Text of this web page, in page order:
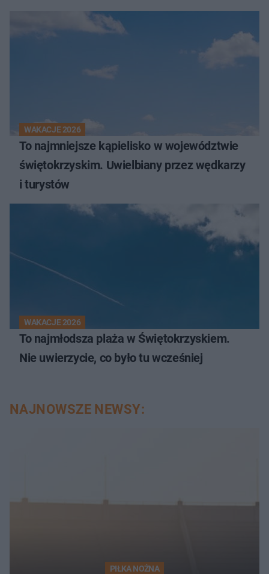
WAKACJE 2026
To najmniejsze kąpielisko w województwie
świętokrzyskim. Uwielbiany przez wędkarzy
i turystów
WAKACJE 2026
To najmłodsza plaża w Świętokrzyskiem.
Nie uwierzycie, co było tu wcześniej
NAJNOWSZE NEWSY:
PIŁKA NOŻNA